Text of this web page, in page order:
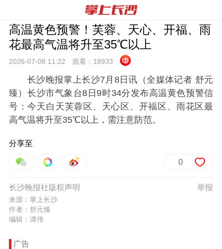
高温黄色预警！芙蓉、天心、开福、雨
花最高气温将升至35℃以上
2026-07-08 11:22 观看： 18933
长沙晚报掌上长沙7月8日讯（全媒体记者 舒元
臻）长沙市气象台8日9时34分发布高温黄色预警信
号：今天白天芙蓉区、天心区、开福区、雨花区最
高气温将升至35℃以上，需注意防范。
分享至
0
举报
长沙晚报社版权声明
来源：掌上长沙
作者：舒元臻
编辑：谭伟
广告